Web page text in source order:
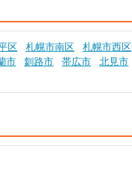
区 札幌市南区
札幌市西区
市
釧路市 帯広市 北見市